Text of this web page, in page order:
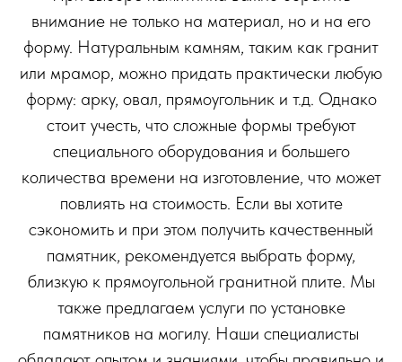
внимание не только на материал, но и на его
форму. Натуральным камням, таким как гранит
или мрамор, можно придать практически любую
форму: арку, овал, прямоугольник и т.д. Однако
стоит учесть, что сложные формы требуют
специального оборудования и большего
количества времени на изготовление, что может
повлиять на стоимость. Если вы хотите
сэкономить и при этом получить качественный
памятник, рекомендуется выбрать форму,
близкую к прямоугольной гранитной плите. Мы
также предлагаем услуги по установке
памятников на могилу. Наши специалисты